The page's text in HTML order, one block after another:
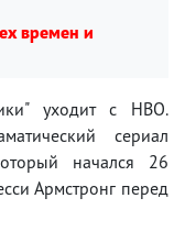
времен и
уходит с HBO.
сериал
начался 26
Армстронг перед